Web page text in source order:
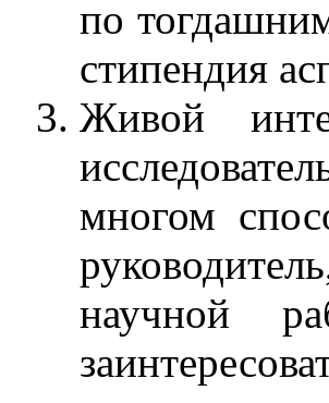
по
стипендия
Живой
многом
научной